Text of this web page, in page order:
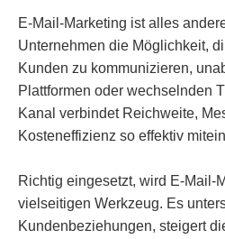
E-Mail-Marketing ist alles
Unternehmen die Möglichkeit,
Kunden zu kommunizieren,
Plattformen oder wechselnden
Kanal verbindet Reichweite,
Kosteneffizienz so effektiv
Richtig eingesetzt, wird E-Mail-
vielseitigen Werkzeug. Es
Kundenbeziehungen, steigert